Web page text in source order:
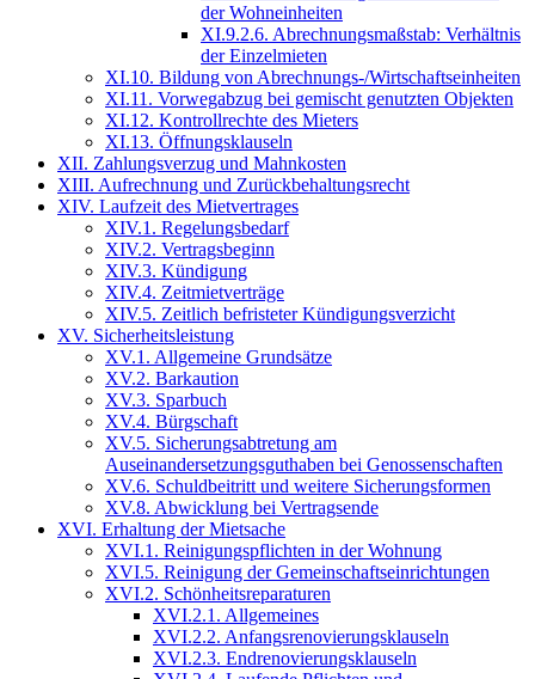
der Wohneinheiten
XI.9.2.6. Abrechnungsmaßstab: Verhältnis
der Einzelmieten
XI.10. Bildung von Abrechnungs-/Wirtschaftseinheiten
XI.11. Vorwegabzug bei gemischt genutzten Objekten
XI.12. Kontrollrechte des Mieters
XI.13. Öffnungsklauseln
XII. Zahlungsverzug und Mahnkosten
XIII. Aufrechnung und Zurückbehaltungsrecht
XIV. Laufzeit des Mietvertrages
XIV.1. Regelungsbedarf
XIV.2. Vertragsbeginn
XIV.3. Kündigung
XIV.4. Zeitmietverträge
XIV.5. Zeitlich befristeter Kündigungsverzicht
XV. Sicherheitsleistung
XV.1. Allgemeine Grundsätze
XV.2. Barkaution
XV.3. Sparbuch
XV.4. Bürgschaft
XV.5. Sicherungsabtretung am
Auseinandersetzungsguthaben bei Genossenschaften
XV.6. Schuldbeitritt und weitere Sicherungsformen
XV.8. Abwicklung bei Vertragsende
XVI. Erhaltung der Mietsache
XVI.1. Reinigungspflichten in der Wohnung
XVI.5. Reinigung der Gemeinschaftseinrichtungen
XVI.2. Schönheitsreparaturen
XVI.2.1. Allgemeines
XVI.2.2. Anfangsrenovierungsklauseln
XVI.2.3. Endrenovierungsklauseln